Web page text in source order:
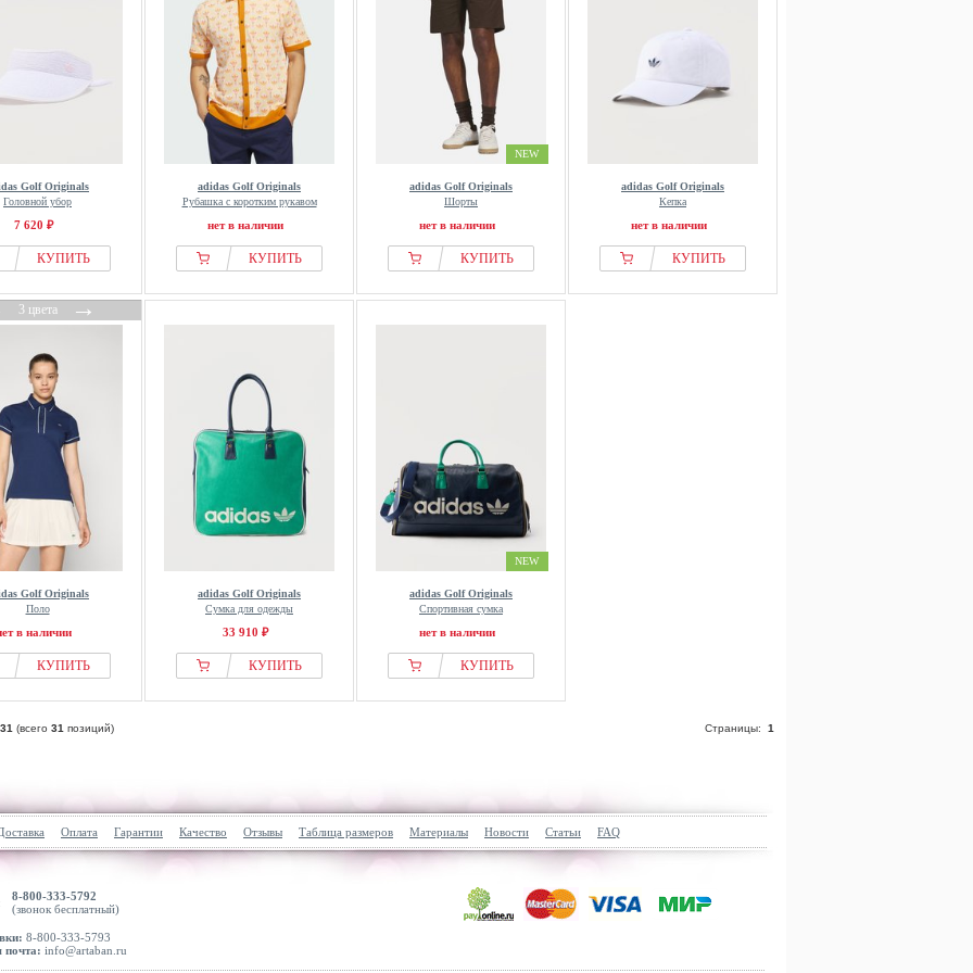
Golf Originals
Головной убор
7 620 ₽
КУПИТЬ
adidas Golf Originals
Рубашка с коротким рукавом
нет в наличии
КУПИТЬ
NEW
adidas Golf Originals
Шорты
нет в наличии
КУПИТЬ
adidas Golf Originals
Кепка
нет в наличии
КУПИТЬ
3 цвета→
Golf Originals
Поло
в наличии
КУПИТЬ
adidas Golf Originals
Сумка для одежды
33 910 ₽
КУПИТЬ
NEW
adidas Golf Originals
Спортивная сумка
нет в наличии
КУПИТЬ
31 (всего 31 позиций) Страницы: 1
Оплата Гарантии Качество Отзывы Таблица размеров Материалы Новости Статьи FAQ
8-800-333-5792
(звонок бесплатный)
8-800-333-5793
почта: info@artaban.ru